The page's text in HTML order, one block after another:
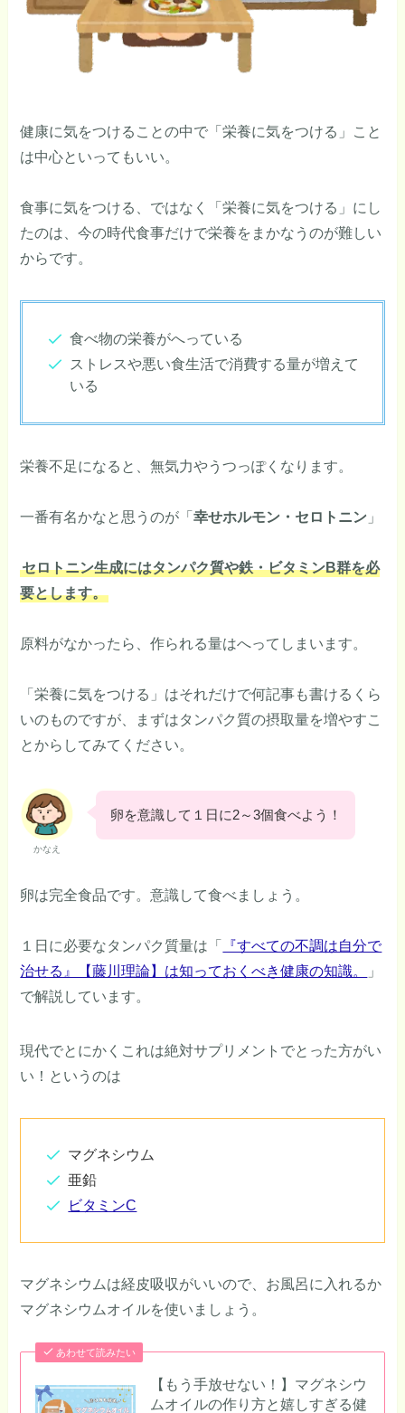
健康に気をつけることの中で「栄養に気をつける」こと
は中心といってもいい。
食事に気をつける、ではなく「栄養に気をつける」にし
たのは、今の時代食事だけで栄養をまかなうのが難しい
からです。
食べ物の栄養がへっている
ストレスや悪い食生活で消費する量が増えて
いる
栄養不足になると、無気力やうつっぽくなります。
一番有名かなと思うのが「幸せホルモン・セロトニン 」
セロトニン生成にはタンパク質や鉄・ビタミンB群を必
要とします。
原料がなかったら、作られる量はへってしまいます。
「栄養に気をつける」はそれだけで何記事も書けるくら
いのものですが、まずはタンパク質の摂取量を増やすこ
とからしてみてください。
かなえ
卵を意識して１日に2～3個食べよう！
卵は完全食品です。意識して食べましょう。
１日に必要なタンパク質量は「
『すべての不調は自分で
治せる』【藤川理論】は知っておくべき健康の知識。
」
で解説しています。
現代でとにかくこれは絶対サプリメントでとった方がい
い！というのは
マグネシウム
亜鉛
ビタミンC
マグネシウムは経皮吸収がいいので、お風呂に入れるか
マグネシウムオイルを使いましょう。
あわせて読みたい
【もう手放せない！】マグネシウ
ムオイルの作り方と嬉しすぎる健